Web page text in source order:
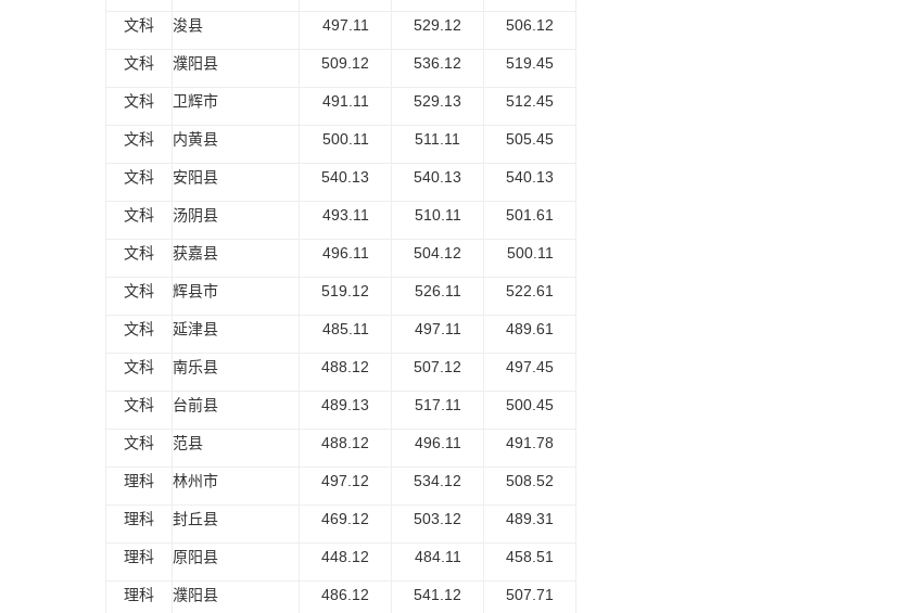
文科 浚县 497.11 529.12 506.12
文科 濮阳县 509.12 536.12 519.45
文科 卫辉市 491.11 529.13 512.45
文科 内黄县 500.11 511.11 505.45
文科 安阳县 540.13 540.13 540.13
文科 汤阴县 493.11 510.11 501.61
文科 获嘉县 496.11 504.12 500.11
文科 辉县市 519.12 526.11 522.61
文科 延津县 485.11 497.11 489.61
文科 南乐县 488.12 507.12 497.45
文科 台前县 489.13 517.11 500.45
文科 范县 488.12 496.11 491.78
理科 林州市 497.12 534.12 508.52
理科 封丘县 469.12 503.12 489.31
理科 原阳县 448.12 484.11 458.51
理科 濮阳县 486.12 541.12 507.71